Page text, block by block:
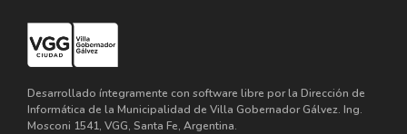
Desarrollado íntegramente con software libre por la Dirección de
Informática de la Municipalidad de Villa Gobernador Gálvez. Ing.
Mosconi 1541, VGG, Santa Fe, Argentina.